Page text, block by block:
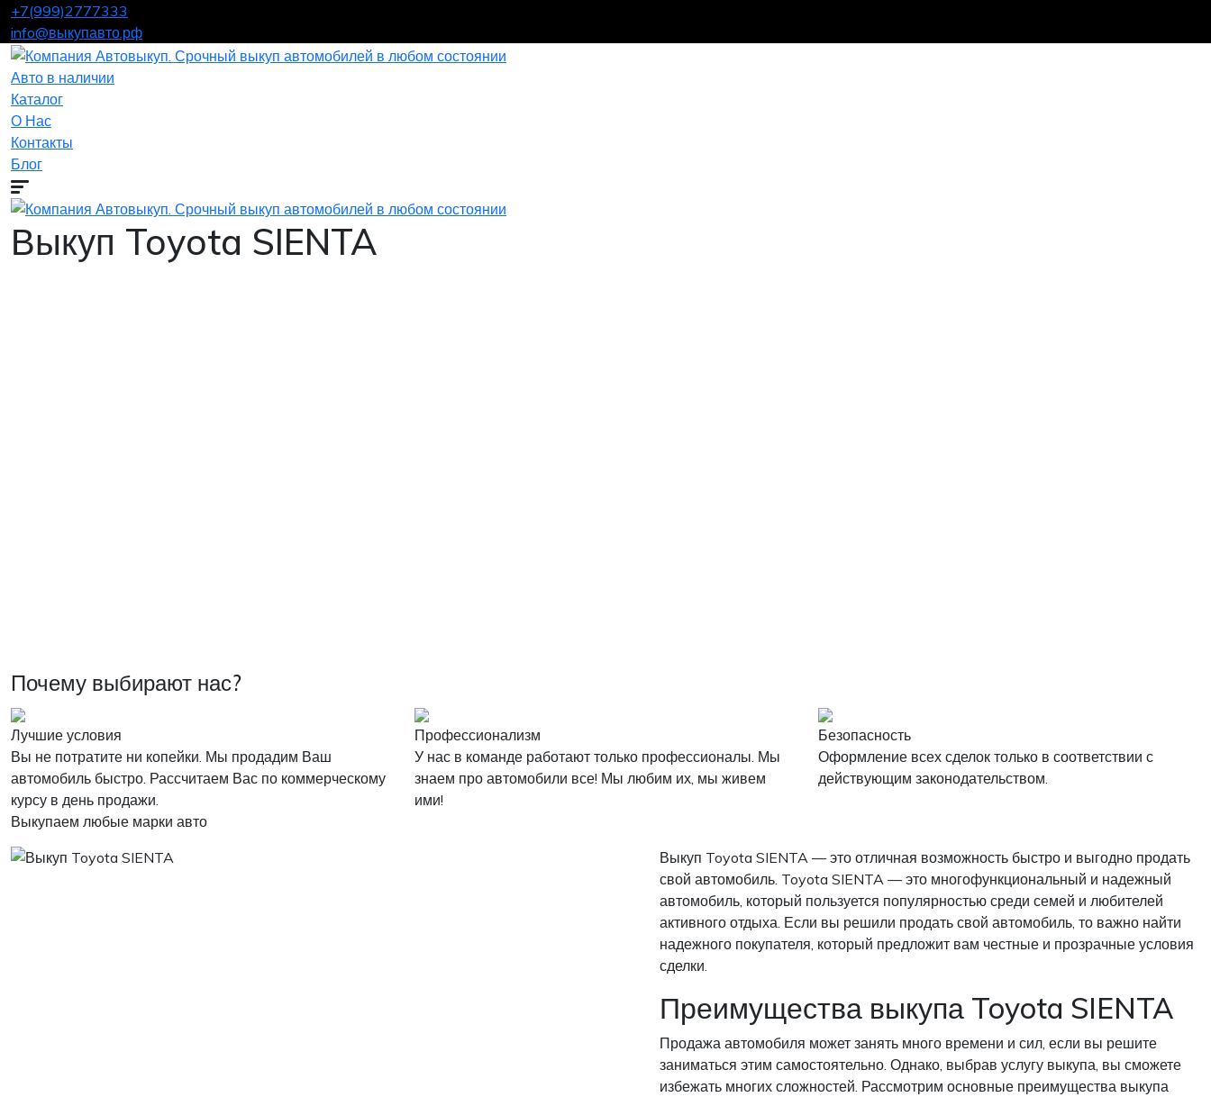
+7(999)2777333
info@выкупавто.рф
Авто в наличии
Каталог
О Нас
Контакты
Блог
Выкуп Toyota SIENTA
Почему выбирают нас?
Лучшие условия
Вы не потратите ни копейки. Мы продадим Ваш
автомобиль быстро. Рассчитаем Вас по коммерческому
курсу в день продажи.
Профессионализм
У нас в команде работают только профессионалы. Мы
знаем про автомобили все! Мы любим их, мы живем
ими!
Безопасность
Оформление всех сделок только в соответствии с
действующим законодательством.
Выкупаем любые марки авто
Выкуп Toyota SIENTA — это отличная возможность быстро и выгодно продать
свой автомобиль. Toyota SIENTA — это многофункциональный и надежный
автомобиль, который пользуется популярностью среди семей и любителей
активного отдыха. Если вы решили продать свой автомобиль, то важно найти
надежного покупателя, который предложит вам честные и прозрачные условия
сделки.
Преимущества выкупа Toyota SIENTA
Продажа автомобиля может занять много времени и сил, если вы решите
заниматься этим самостоятельно. Однако, выбрав услугу выкупа, вы сможете
избежать многих сложностей. Рассмотрим основные преимущества выкупа